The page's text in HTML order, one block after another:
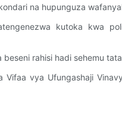
na hupunguza
kutoka kwa
rahisi hadi sehemu
vya Ufungashaji